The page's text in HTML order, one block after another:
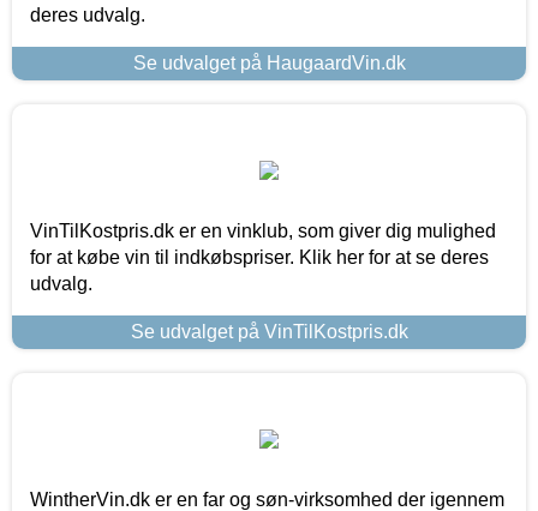
deres udvalg.
Se udvalget på HaugaardVin.dk
VinTilKostpris.dk er en vinklub, som giver dig mulighed
for at købe vin til indkøbspriser. Klik her for at se deres
udvalg.
Se udvalget på VinTilKostpris.dk
WintherVin.dk er en far og søn-virksomhed der igennem